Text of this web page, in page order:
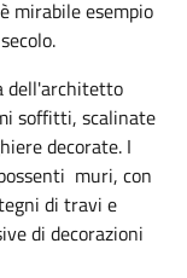
mirabile esempio
dell'architetto
soffitti, scalinate
decorate. I
muri, con
di travi e
di decorazioni